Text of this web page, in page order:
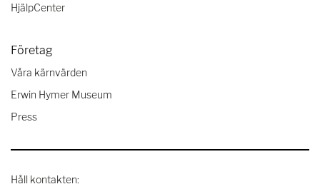
HjälpCenter
Företag
Våra kärnvärden
Erwin Hymer Museum
Press
Håll kontakten: